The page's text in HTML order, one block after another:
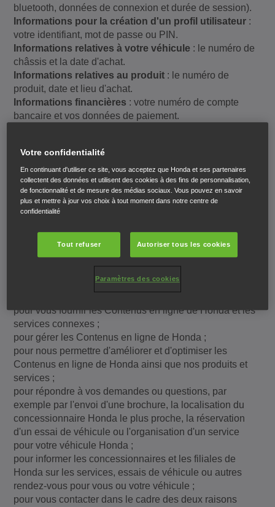
bluetooth, données de connexion et durée de session).
Informations pour la création d'un profil utilisateur :
votre identifiant, mot de passe ou PIN.
Informations relatives à votre véhicule : le numéro de
châssis et la date d'achat.
Informations relatives au produit : le numéro de
produit, date et lieu d'achat.
Informations financières : votre numéro de compte
bancaire et vos données de paiement.
autre information que vous fournirez.
Pourquoi nous collectons, utilisons et stockons
ces données personnelles
Nous collectons, utilisons et stockons vos données
Si nécessaire pour les intérêts légitimes de Honda,
tels qu'énumérés ci-dessous, et si vos droits en
matière de protection des données ne prévalent pas
pour vous fournir les Contenus en ligne de Honda et les
services connexes ;
pour gérer les Contenus en ligne de Honda ;
pour nous permettre d'améliorer et d'optimiser les
Contenus en ligne de Honda ainsi que nos produits et
services ;
pour répondre à vos demandes ou questions, par
exemple par l'envoi d'une brochure, la localisation du
concessionnaire Honda le plus proche, la réservation
d'un essai de véhicule ou l'organisation d'un service
pour votre véhicule Honda ;
pour informer les concessionnaires et les filiales de
Honda sur les services, essais de véhicule ou autres
rendez-vous pour vous ou votre véhicule ;
pour vous contacter dans le cadre des deux raisons
Votre confidentialité
En continuant d'utiliser ce site, vous acceptez que Honda et ses partenaires
collectent des données et utilisent des cookies à des fins de personnalisation,
de fonctionnalité et de mesure des médias sociaux. Vous pouvez en savoir
plus et mettre à jour vos choix à tout moment dans notre centre de
confidentialité
Tout refuser Autoriser tous les cookies
Paramètres des cookies